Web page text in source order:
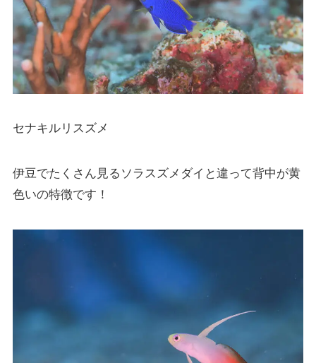
セナキルリスズメ
伊豆でたくさん見るソラスズメダイと違って背中が黄
色いの特徴です！